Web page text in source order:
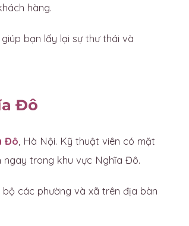
hàng.
bạn lấy lại sự thư thái và
Đô
Đô , Hà Nội. Kỹ thuật viên có mặt
ngay trong khu vực Nghĩa Đô.
các phường và xã trên địa bàn